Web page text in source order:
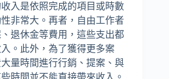
收入是依照完成的項目或時數
非常大。再者，自由工作者
退休金等費用，這些支出都
。此外，為了獲得更多案
量時間進行行銷、提案、與
時間並不能直接帶來收入。